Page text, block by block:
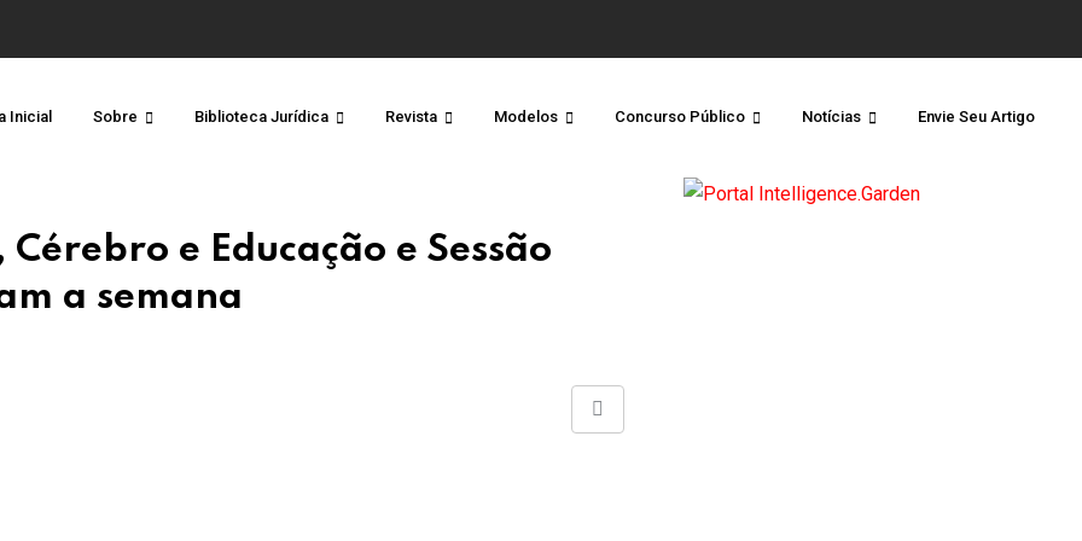
Inicial Sobre Biblioteca Jurídica Revista Modelos Concurso Público Notícias Envie Seu Artigo
e Educação e Sessão
a semana
Share